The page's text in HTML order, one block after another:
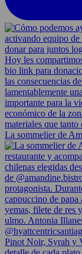
La sommelier de